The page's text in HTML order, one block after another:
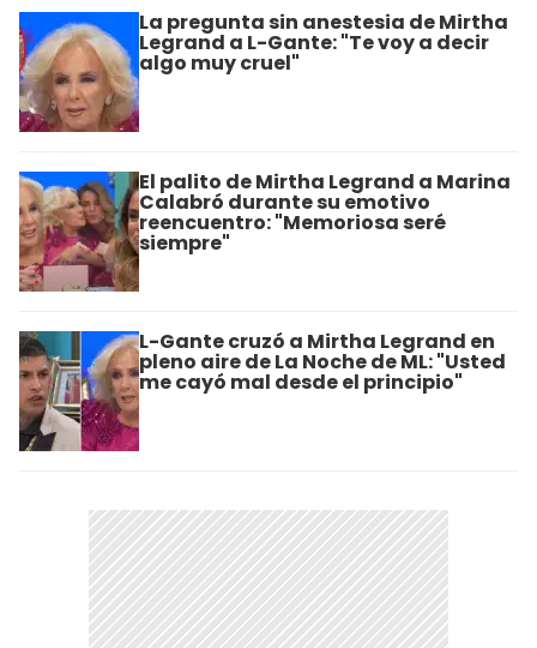
La pregunta sin anestesia de Mirtha
Legrand a L-Gante: "Te voy a decir
algo muy cruel"
El palito de Mirtha Legrand a Marina
Calabró durante su emotivo
reencuentro: "Memoriosa seré
siempre"
L-Gante cruzó a Mirtha Legrand en
pleno aire de La Noche de ML: "Usted
me cayó mal desde el principio"